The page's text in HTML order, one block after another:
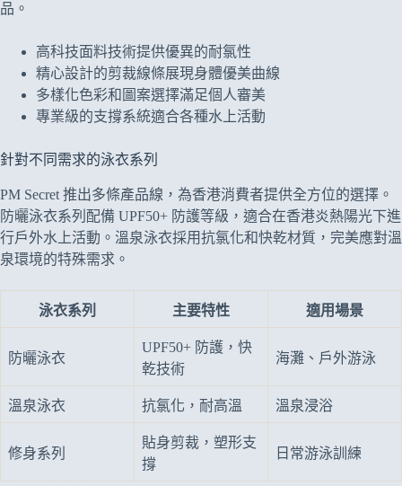
品。
高科技面料技術提供優異的耐氯性
精心設計的剪裁線條展現身體優美曲線
多樣化色彩和圖案選擇滿足個人審美
專業級的支撐系統適合各種水上活動
針對不同需求的泳衣系列
PM Secret 推出多條產品線，為香港消費者提供全方位的選擇。
防曬泳衣系列配備 UPF50+ 防護等級，適合在香港炎熱陽光下進
行戶外水上活動。溫泉泳衣採用抗氯化和快乾材質，完美應對溫
泉環境的特殊需求。
泳衣系列 主要特性 適用場景
防曬泳衣
UPF50+ 防護，快
乾技術
海灘、戶外游泳
溫泉泳衣 抗氯化，耐高溫 溫泉浸浴
修身系列
貼身剪裁，塑形支
撐
日常游泳訓練